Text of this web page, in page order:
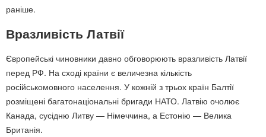
раніше.
Вразливість Латвії
Європейські чиновники давно обговорюють вразливість Латвії
перед РФ. На сході країни є величезна кількість
російськомовного населення. У кожній з трьох країн Балтії
розміщені багатонаціональні бригади НАТО. Латвію очолює
Канада, сусідню Литву — Німеччина, а Естонію — Велика
Британія.